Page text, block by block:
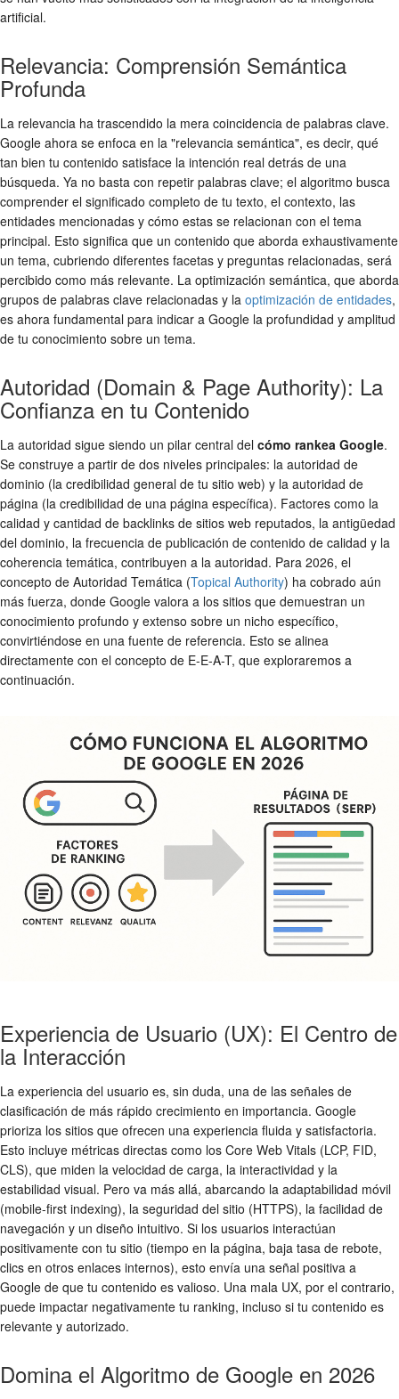
artificial.
Relevancia: Comprensión Semántica
Profunda
La relevancia ha trascendido la mera coincidencia de palabras clave.
Google ahora se enfoca en la "relevancia semántica", es decir, qué
tan bien tu contenido satisface la intención real detrás de una
búsqueda. Ya no basta con repetir palabras clave; el algoritmo busca
comprender el significado completo de tu texto, el contexto, las
entidades mencionadas y cómo estas se relacionan con el tema
principal. Esto significa que un contenido que aborda exhaustivamente
un tema, cubriendo diferentes facetas y preguntas relacionadas, será
percibido como más relevante. La optimización semántica, que aborda
grupos de palabras clave relacionadas y la optimización de entidades,
es ahora fundamental para indicar a Google la profundidad y amplitud
de tu conocimiento sobre un tema.
Autoridad (Domain & Page Authority): La
Confianza en tu Contenido
La autoridad sigue siendo un pilar central del cómo rankea Google.
Se construye a partir de dos niveles principales: la autoridad de
dominio (la credibilidad general de tu sitio web) y la autoridad de
página (la credibilidad de una página específica). Factores como la
calidad y cantidad de backlinks de sitios web reputados, la antigüedad
del dominio, la frecuencia de publicación de contenido de calidad y la
coherencia temática, contribuyen a la autoridad. Para 2026, el
concepto de Autoridad Temática (Topical Authority) ha cobrado aún
más fuerza, donde Google valora a los sitios que demuestran un
conocimiento profundo y extenso sobre un nicho específico,
convirtiéndose en una fuente de referencia. Esto se alinea
directamente con el concepto de E-E-A-T, que exploraremos a
continuación.
Experiencia de Usuario (UX): El Centro de
la Interacción
La experiencia del usuario es, sin duda, una de las señales de
clasificación de más rápido crecimiento en importancia. Google
prioriza los sitios que ofrecen una experiencia fluida y satisfactoria.
Esto incluye métricas directas como los Core Web Vitals (LCP, FID,
CLS), que miden la velocidad de carga, la interactividad y la
estabilidad visual. Pero va más allá, abarcando la adaptabilidad móvil
(mobile-first indexing), la seguridad del sitio (HTTPS), la facilidad de
navegación y un diseño intuitivo. Si los usuarios interactúan
positivamente con tu sitio (tiempo en la página, baja tasa de rebote,
clics en otros enlaces internos), esto envía una señal positiva a
Google de que tu contenido es valioso. Una mala UX, por el contrario,
puede impactar negativamente tu ranking, incluso si tu contenido es
relevante y autorizado.
Domina el Algoritmo de Google en 2026